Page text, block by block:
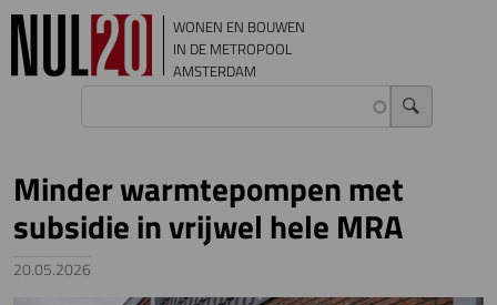
Overslaan en naar de inhoud gaan
WONEN EN BOUWEN
IN DE METROPOOL
AMSTERDAM
Minder warmtepompen met
subsidie in vrijwel hele MRA
20.05.2026